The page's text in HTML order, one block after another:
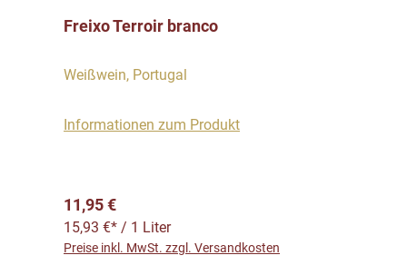
Freixo Terroir branco
Weißwein, Portugal
Informationen zum Produkt
Regulärer Preis:
11,95 €
15,93 €* / 1 Liter
Preise inkl. MwSt. zzgl. Versandkosten